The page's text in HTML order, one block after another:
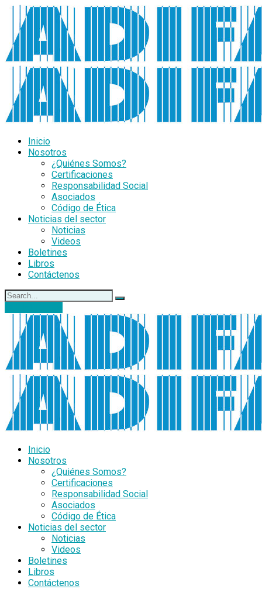
Inicio
Nosotros
¿Quiénes Somos?
Certificaciones
Responsabilidad Social
Asociados
Código de Ética
Noticias del sector
Noticias
Videos
Boletines
Libros
Contáctenos
Inicio
Nosotros
¿Quiénes Somos?
Certificaciones
Responsabilidad Social
Asociados
Código de Ética
Noticias del sector
Noticias
Videos
Boletines
Libros
Contáctenos